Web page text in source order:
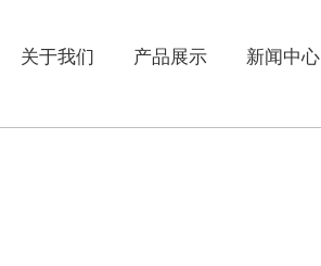
关于我们 产品展示 新闻中心